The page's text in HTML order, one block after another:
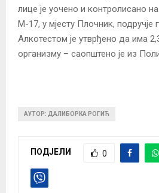
лице је уочено и контролисано
М-17, у мјесту Плочник, подручје
Алкотестом је утврђено да има
организму – саопштено је из
АУТОР: ДАЛИБОРКА РОГИЋ
ПОДЈЕЛИ 0